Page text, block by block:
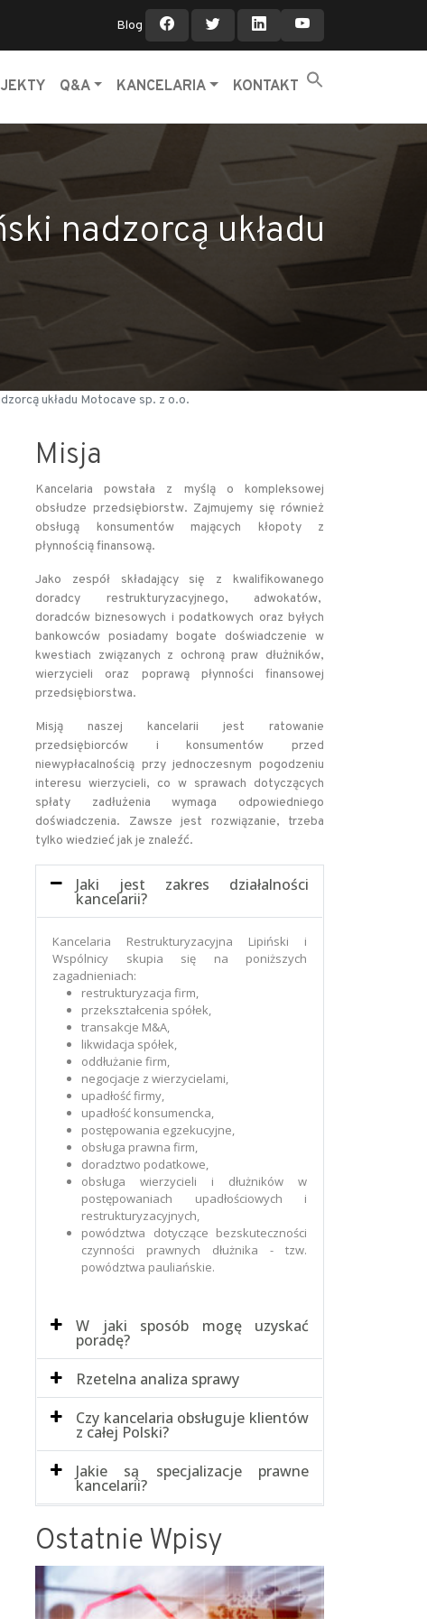
Blog
Q&A KANCELARIA KONTAKT
nadzorcą układu
układu Motocave sp. z o.o.
Misja
Kancelaria powstała z myślą o kompleksowej
obsłudze przedsiębiorstw. Zajmujemy się również
obsługą konsumentów mających kłopoty z
płynnością finansową.
Jako zespół składający się z kwalifikowanego
doradcy restrukturyzacyjnego, adwokatów,
doradców biznesowych i podatkowych oraz byłych
bankowców posiadamy bogate doświadczenie w
kwestiach związanych z ochroną praw dłużników,
wierzycieli oraz poprawą płynności finansowej
przedsiębiorstwa.
Misją naszej kancelarii jest ratowanie
przedsiębiorców i konsumentów przed
niewypłacalnością przy jednoczesnym pogodzeniu
interesu wierzycieli, co w sprawach dotyczących
spłaty zadłużenia wymaga odpowiedniego
doświadczenia. Zawsze jest rozwiązanie, trzeba
tylko wiedzieć jak je znaleźć.
Jaki jest zakres działalności
kancelarii?
Kancelaria Restrukturyzacyjna Lipiński i
Wspólnicy skupia się na poniższych
zagadnieniach:
restrukturyzacja firm,
przekształcenia spółek,
transakcje M&A,
likwidacja spółek,
oddłużanie firm,
negocjacje z wierzycielami,
upadłość firmy,
upadłość konsumencka,
postępowania egzekucyjne,
obsługa prawna firm,
doradztwo podatkowe,
obsługa wierzycieli i dłużników w
postępowaniach upadłościowych i
restrukturyzacyjnych,
powództwa dotyczące bezskuteczności
czynności prawnych dłużnika - tzw.
powództwa pauliańskie.
W jaki sposób mogę uzyskać
poradę?
Rzetelna analiza sprawy
Czy kancelaria obsługuje klientów
z całej Polski?
Jakie są specjalizacje prawne
kancelarii?
Ostatnie Wpisy